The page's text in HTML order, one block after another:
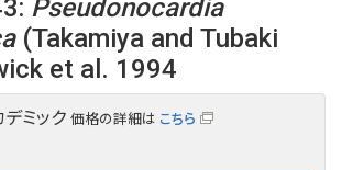
: Pseudonocardia
(Takamiya and Tubaki
et al. 1994
や関連データは以下のバナー(DBRP)か
ミック 価格の詳細は こちら